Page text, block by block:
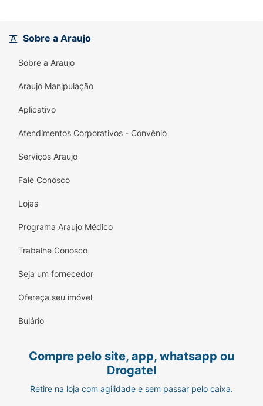
Sobre a Araujo
Sobre a Araujo
Araujo Manipulação
Aplicativo
Atendimentos Corporativos - Convênio
Serviços Araujo
Fale Conosco
Lojas
Programa Araujo Médico
Trabalhe Conosco
Seja um fornecedor
Ofereça seu imóvel
Bulário
Compre pelo site, app, whatsapp ou
Drogatel
Retire na loja com agilidade e sem passar pelo caixa.